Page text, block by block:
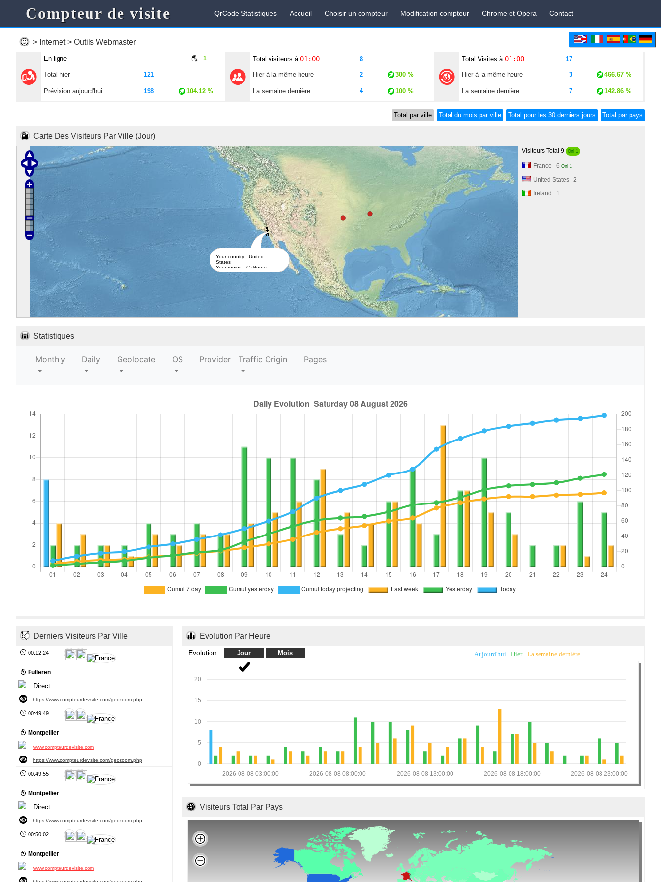
Compteur de visite QrCode Statistiques Accueil Choisir un compteur Modification compteur Chrome et Opera Contact
> Internet > Outils Webmaster
En ligne 1
Total hier 121
Prévision aujourd'hui 198 104.12 %
Total visiteurs à 01:00 8
Hier à la même heure 2 300 %
La semaine dernière 4 100 %
Total Visites à 01:00 17
Hier à la même heure 3 466.67 %
La semaine dernière 7 142.86 %
Total par ville Total du mois par ville Total pour les 30 derniers jours Total par pays
Carte Des Visiteurs Par Ville (Jour)
Your country : United
States
Your region : California
Your city : Undefined
Visiteurs Total 9 Onl 1
France 6Onl 1
United States 2
Ireland 1
Statistiques
Derniers Visiteurs Par Ville
00:12:24
Fulleren
Direct
https://www.compteurdevisite.com/geozoom.php
00:49:49
Montpellier
www.compteurdevisite.com
https://www.compteurdevisite.com/geozoom.php
00:49:55
Montpellier
Direct
https://www.compteurdevisite.com/geozoom.php
00:50:02
Montpellier
www.compteurdevisite.com
Evolution Par Heure
Evolution Jour Mois Aujourd'hui Hier La semaine dernière
0
5
10
15
20
2026-08-08 23:00:00
2026-08-08 18:00:00
2026-08-08 13:00:00
2026-08-08 08:00:00
2026-08-08 03:00:00
Visiteurs Total Par Pays